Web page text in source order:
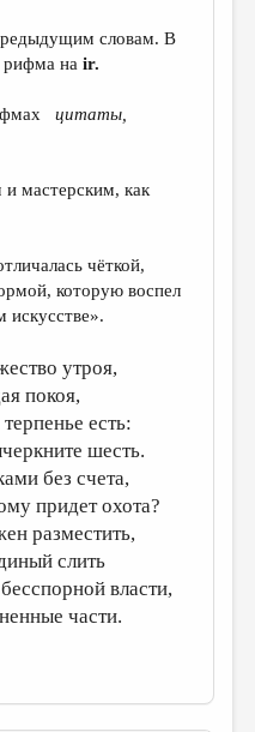
словам. В
рифма наir.
цитаты,
мастерским, как
чёткой,
которую воспел
искусстве».
утроя,
покоя,
есть:
шесть.
без счета,
придет охота?
разместить,
слить
власти,
части.